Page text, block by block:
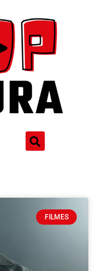
FILMES